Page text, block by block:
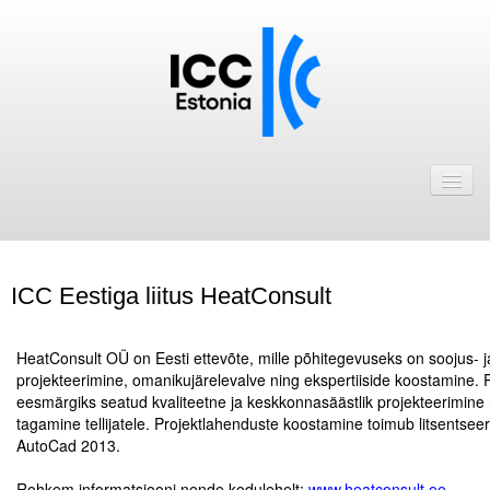
ICC Eesti liikmebaas
Liikmete pakkumised
Astu ICC Eesti liikmeks!
Kalender
ICC Eesti
ICC Eestiga liitus HeatConsult
HeatConsult OÜ on Eesti ettevõte, mille põhitegevuseks on soojus-
projekteerimine, omanikujärelevalve ning ekspertiiside koostamine.
eesmärgiks seatud kvaliteetne ja keskkonnasäästlik
tagamine tellijatele. Projektlahenduste koostamine toimub
AutoCad 2013.